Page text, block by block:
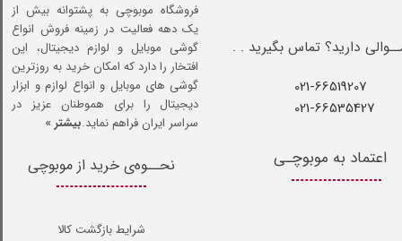
021-66519207​​​​​​​
021-66535427
دارید؟ تماس بگیرید . .
نحــوه‌ی خرید از موبوچی
شرایط بازگشت کالا
اعتماد به موبوچـی
فروشگاه موبوچی به پشتوانه بیش از
یک دهه فعالیت در زمینه فروش انواع
گوشی موبایل و لوازم دیجیتال، این
افتخار را دارد که امکان خرید به روزترین
گوشی های موبایل و انواع لوازم و ابزار
دیجیتال را برای هموطنان عزیز در
سراسر ایران فراهم نماید.بیشتر »